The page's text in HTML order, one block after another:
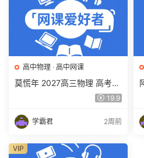
高中物理 · 高中网课
莫慌年 2027高三物理 高考物
19.9
学霸君 2周前
VIP